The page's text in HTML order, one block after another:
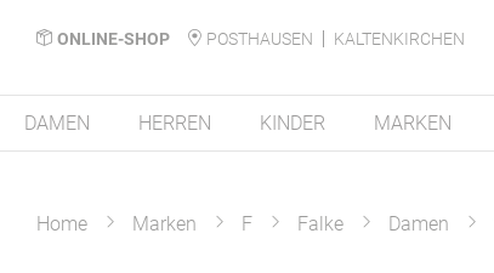
ONLINE-SHOP POSTHAUSEN
KALTENKIRCHEN
DAMEN HERREN KINDER MARKEN
Home Marken F Falke Damen